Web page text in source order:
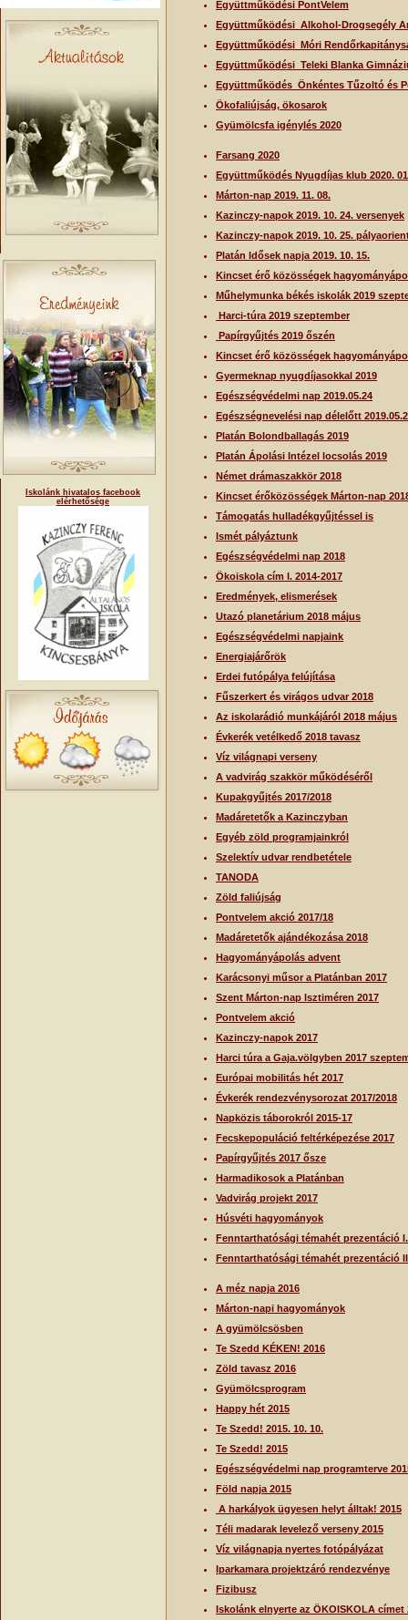
Iskolánk hivatalos facebook
elérhetősége
Együttműködési PontVelem
Együttműködési_Alkohol-Drogsegély
Együttműködési_Móri
Együttműködési_Teleki Blanka
Együttműködés_Önkéntes Tűzoltó és
Ökofaliújság, ökosarok
Gyümölcsfa igénylés 2020
Farsang 2020
Együttműködés Nyugdíjas klub 2020.
Márton-nap 2019. 11. 08.
Kazinczy-napok 2019. 10. 24. versenyek
Kazinczy-napok 2019. 10. 25.
Platán Idősek napja 2019. 10. 15.
Kincset érő közösségek
Műhelymunka békés iskolák 2019
Harci-túra 2019 szeptember
Papírgyűjtés 2019 őszén
Kincset érő közösségek
Gyermeknap nyugdíjasokkal 2019
Egészségvédelmi nap 2019.05.24
Egészségnevelési nap délelőtt
Platán Bolondballagás 2019
Platán Ápolási Intézel locsolás 2019
Német drámaszakkör 2018
Kincset érőközösségek Márton-nap
Támogatás hulladékgyűjtéssel is
Ismét pályáztunk
Egészségvédelmi nap 2018
Ökoiskola cím I. 2014-2017
Eredmények, elismerések
Utazó planetárium 2018 május
Egészségvédelmi napjaink
Energiajárőrök
Erdei futópálya felújítása
Fűszerkert és virágos udvar 2018
Az iskolarádió munkájáról 2018 május
Évkerék vetélkedő 2018 tavasz
Víz világnapi verseny
A vadvirág szakkör működéséről
Kupakgyűjtés 2017/2018
Madáretetők a Kazinczyban
Egyéb zöld programjainkról
Szelektív udvar rendbetétele
TANODA
Zöld faliújság
Pontvelem akció 2017/18
Madáretetők ajándékozása 2018
Hagyományápolás advent
Karácsonyi műsor a Platánban 2017
Szent Márton-nap Isztiméren 2017
Pontvelem akció
Kazinczy-napok 2017
Harci túra a Gaja.völgyben 2017
Európai mobilitás hét 2017
Évkerék rendezvénysorozat 2017/2018
Napközis táborokról 2015-17
Fecskepopuláció feltérképezése 2017
Papírgyűjtés 2017 ősze
Harmadikosok a Platánban
Vadvirág projekt 2017
Húsvéti hagyományok
Fenntarthatósági témahét prezentáció I.
Fenntarthatósági témahét prezentáció
A méz napja 2016
Márton-napi hagyományok
A gyümölcsösben
Te Szedd KÉKEN! 2016
Zöld tavasz 2016
Gyümölcsprogram
Happy hét 2015
Te Szedd! 2015. 10. 10.
Te Szedd! 2015
Egészségvédelmi nap programterve
Föld napja 2015
A harkályok ügyesen helyt álltak! 2015
Téli madarak levelező verseny 2015
Víz világnapja nyertes fotópályázat
Iparkamara projektzáró rendezvénye
Fizibusz
Iskolánk elnyerte az ÖKOISKOLA címet